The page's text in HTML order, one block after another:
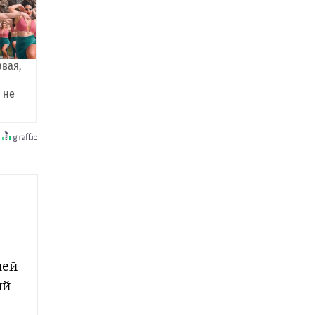
не